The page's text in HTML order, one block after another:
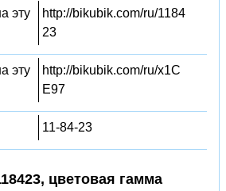
эту
http://bikubik.com/ru/1184
23
эту
http://bikubik.com/ru/x1C
E97
11-84-23
цветовая гамма